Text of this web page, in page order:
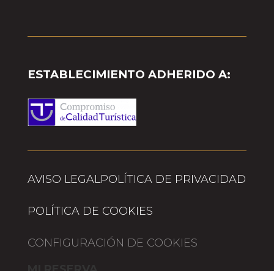
ESTABLECIMIENTO ADHERIDO A:
AVISO LEGALPOLÍTICA DE PRIVACIDAD
POLÍTICA DE COOKIES
CONFIGURACIÓN DE COOKIES